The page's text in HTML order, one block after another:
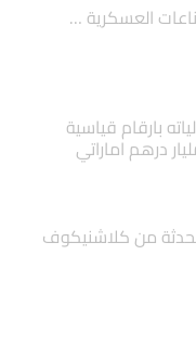
2030 للصناعات العسكرية …
فعالياته بارقام قياسية
من كلاشنيكوف